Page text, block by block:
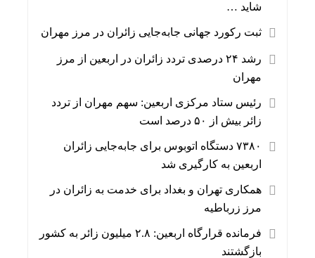
شاید …
ثبت رکورد جهانی جابه‌جایی زائران در مرز مهران
رشد ۲۴ درصدی تردد زائران در اربعین از مرز
مهران
رئیس ستاد مرکزی اربعین: سهم مهران از تردد
زائر بیش از ۵۰ درصد است
۷۳۸۰ دستگاه اتوبوس برای جابه‌جایی زائران
اربعین به‌ کارگیری شد
همکاری تهران و بغداد برای خدمت به زائران در
مرز زرباطیه
فرمانده قرارگاه اربعین: ۲.۸ میلیون زائر به کشور
بازگشتند